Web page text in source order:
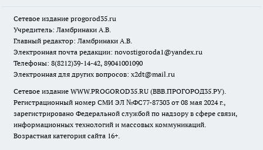
Сетевое издание progorod35.ru
Учредитель: Ламбринаки А.В.
Главный редактор: Ламбринаки А.В.
Электронная почта редакции: novostigoroda1@yandex.ru
Телефоны: 8(8212)39-14-42, 89041001090
Электронная для других вопросов: x2dt@mail.ru
Сетевое издание WWW.PROGOROD35.RU (ВВВ.ПРОГОРОД35.РУ).
Регистрационный номер СМИ ЭЛ №ФС77-87303 от 08 мая 2024 г.,
зарегистрировано Федеральной службой по надзору в сфере связи,
информационных технологий и массовых коммуникаций.
Возрастная категория сайта 16+.